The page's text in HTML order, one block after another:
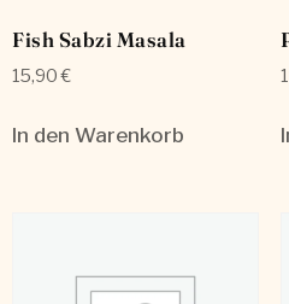
Fish Sabzi Masala
15,90€
In den Warenkorb